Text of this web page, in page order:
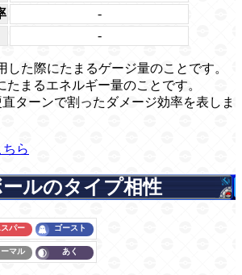
-
-
した際にたまるゲージ量のことです。
たまるエネルギー量のことです。
ターンで割ったダメージ効率を表しま
ら
ルのタイプ相性